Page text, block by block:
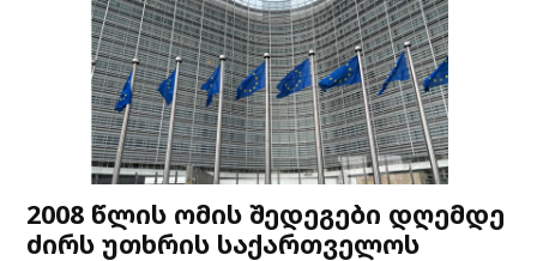
2008 წლის ომის შედეგები დღემდე
ძირს უთხრის საქართველოს